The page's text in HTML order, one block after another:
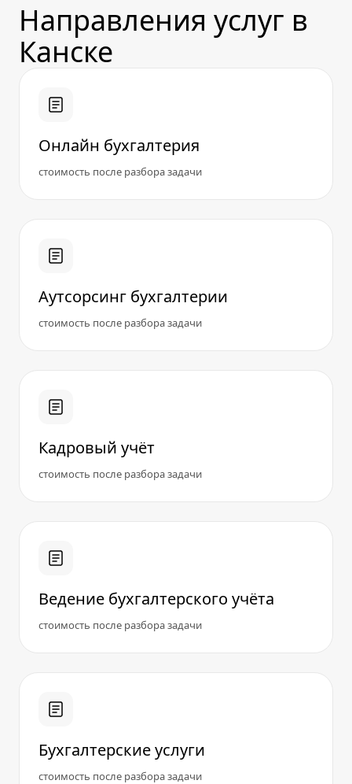
Направления услуг в
Канске
Онлайн бухгалтерия
стоимость после разбора задачи
Аутсорсинг бухгалтерии
стоимость после разбора задачи
Кадровый учёт
стоимость после разбора задачи
Ведение бухгалтерского учёта
стоимость после разбора задачи
Бухгалтерские услуги
стоимость после разбора задачи